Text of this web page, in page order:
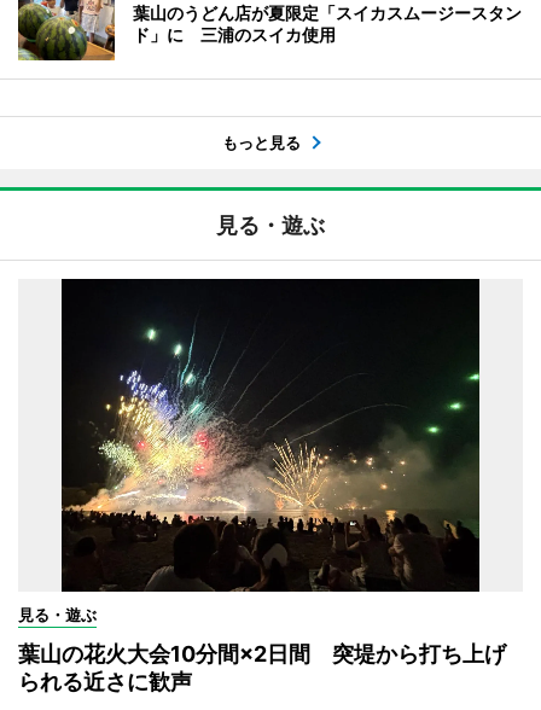
葉山のうどん店が夏限定「スイカスムージースタン
ド」に 三浦のスイカ使用
もっと見る
見る・遊ぶ
見る・遊ぶ
葉山の花火大会10分間×2日間 突堤から打ち上げ
られる近さに歓声